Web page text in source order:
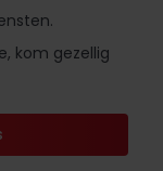
kom gezellig